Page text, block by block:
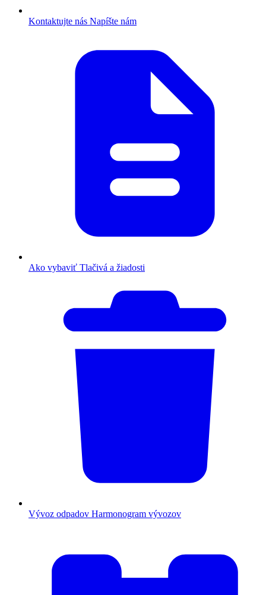
Kontaktujte nás Napíšte nám
Ako vybaviť Tlačivá a žiadosti
Vývoz odpadov Harmonogram vývozov